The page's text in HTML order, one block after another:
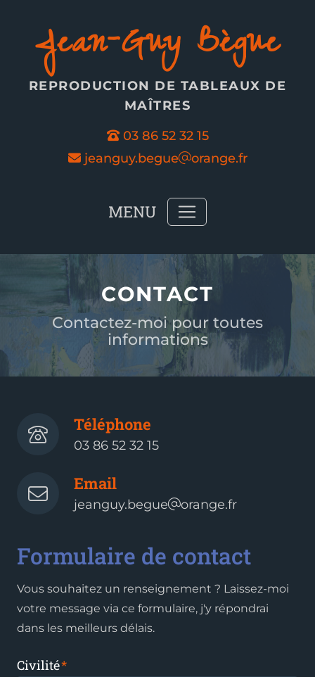
Jean-Guy Bègue
REPRODUCTION DE TABLEAUX DE
MAÎTRES
03 86 52 32 15
jeanguy.begue
orange.fr
MENU
CONTACT
Contactez-moi pour toutes
informations
Téléphone
03 86 52 32 15
Email
jeanguy.begue orange.fr
Formulaire de contact
Vous souhaitez un renseignement ? Laissez-moi
votre message via ce formulaire, j'y répondrai
dans les meilleurs délais.
Civilité